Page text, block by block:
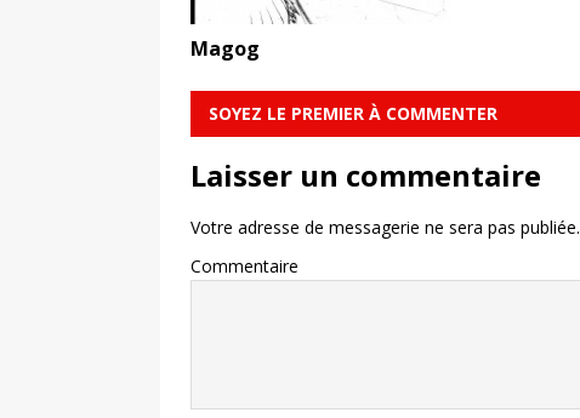
Magog
SOYEZ LE PREMIER À COMMENTER
Laisser un commentaire
Votre adresse de messagerie ne sera pas publiée.
Commentaire